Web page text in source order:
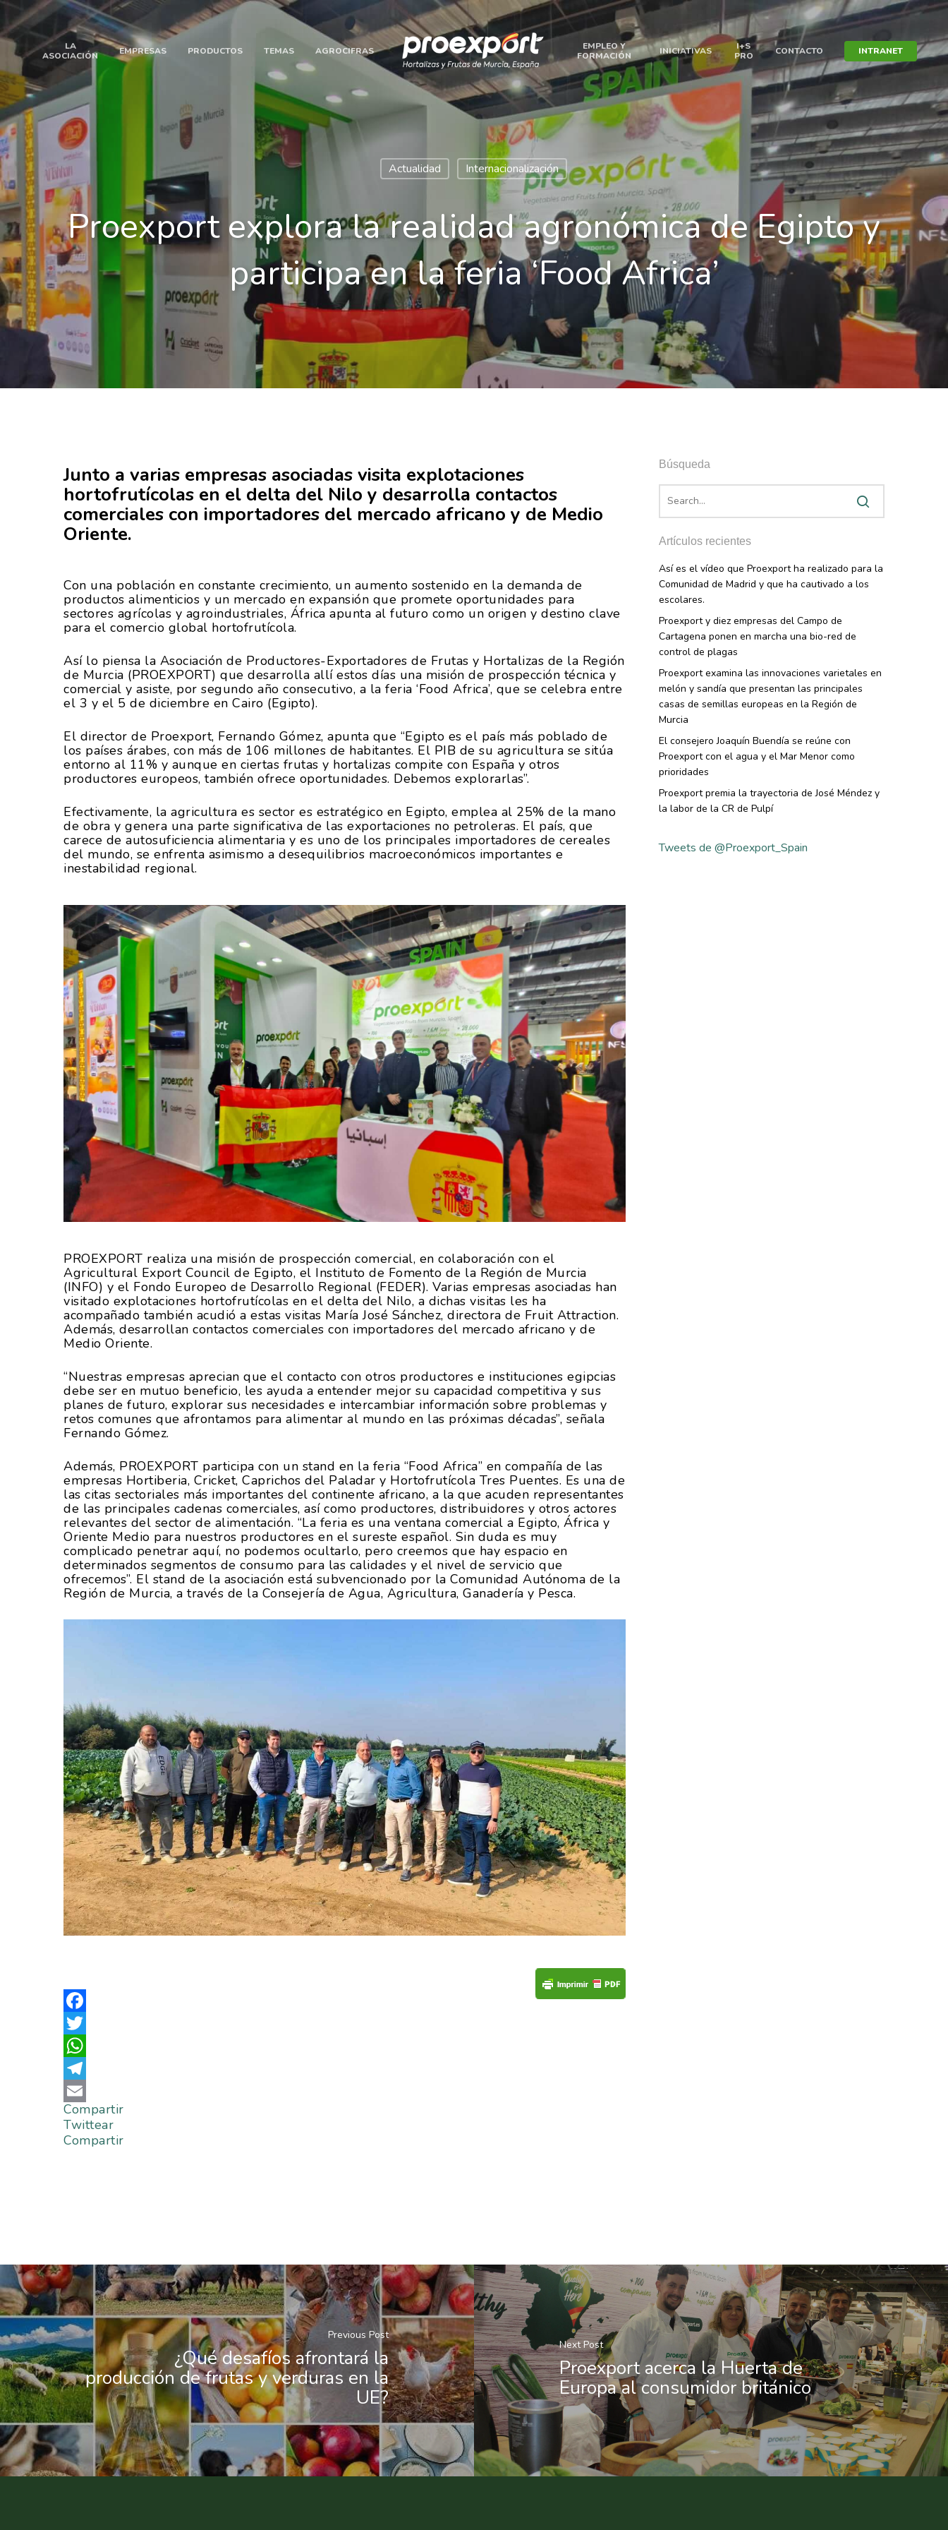
LA
ASOCIACIÓN
EMPRESAS PRODUCTOS TEMAS AGROCIFRAS
EMPLEO Y
FORMACIÓN
INICIATIVAS
I+S
PRO
CONTACTO INTRANET
Actualidad Internacionalización
Proexport explora la realidad agronómica de Egipto y
participa en la feria ‘Food Africa’
Junto a varias empresas asociadas visita explotaciones
hortofrutícolas en el delta del Nilo y desarrolla contactos
comerciales con importadores del mercado africano y de Medio
Oriente.
Con una población en constante crecimiento, un aumento sostenido en la demanda de
productos alimenticios y un mercado en expansión que promete oportunidades para
sectores agrícolas y agroindustriales, África apunta al futuro como un origen y destino clave
para el comercio global hortofrutícola.
Así lo piensa la Asociación de Productores-Exportadores de Frutas y Hortalizas de la Región
de Murcia (PROEXPORT) que desarrolla allí estos días una misión de prospección técnica y
comercial y asiste, por segundo año consecutivo, a la feria ‘Food Africa’, que se celebra entre
el 3 y el 5 de diciembre en Cairo (Egipto).
El director de Proexport, Fernando Gómez, apunta que “Egipto es el país más poblado de
los países árabes, con más de 106 millones de habitantes. El PIB de su agricultura se sitúa
entorno al 11% y aunque en ciertas frutas y hortalizas compite con España y otros
productores europeos, también ofrece oportunidades. Debemos explorarlas”.
Efectivamente, la agricultura es sector es estratégico en Egipto, emplea al 25% de la mano
de obra y genera una parte significativa de las exportaciones no petroleras. El país, que
carece de autosuficiencia alimentaria y es uno de los principales importadores de cereales
del mundo, se enfrenta asimismo a desequilibrios macroeconómicos importantes e
inestabilidad regional.
PROEXPORT realiza una misión de prospección comercial, en colaboración con el
Agricultural Export Council de Egipto, el Instituto de Fomento de la Región de Murcia
(INFO) y el Fondo Europeo de Desarrollo Regional (FEDER). Varias empresas asociadas han
visitado explotaciones hortofrutícolas en el delta del Nilo, a dichas visitas les ha
acompañado también acudió a estas visitas María José Sánchez, directora de Fruit Attraction.
Además, desarrollan contactos comerciales con importadores del mercado africano y de
Medio Oriente.
“Nuestras empresas aprecian que el contacto con otros productores e instituciones egipcias
debe ser en mutuo beneficio, les ayuda a entender mejor su capacidad competitiva y sus
planes de futuro, explorar sus necesidades e intercambiar información sobre problemas y
retos comunes que afrontamos para alimentar al mundo en las próximas décadas”, señala
Fernando Gómez.
Además, PROEXPORT participa con un stand en la feria “Food Africa” en compañía de las
empresas Hortiberia, Cricket, Caprichos del Paladar y Hortofrutícola Tres Puentes. Es una de
las citas sectoriales más importantes del continente africano, a la que acuden representantes
de las principales cadenas comerciales, así como productores, distribuidores y otros actores
relevantes del sector de alimentación. “La feria es una ventana comercial a Egipto, África y
Oriente Medio para nuestros productores en el sureste español. Sin duda es muy
complicado penetrar aquí, no podemos ocultarlo, pero creemos que hay espacio en
determinados segmentos de consumo para las calidades y el nivel de servicio que
ofrecemos”. El stand de la asociación está subvencionado por la Comunidad Autónoma de la
Región de Murcia, a través de la Consejería de Agua, Agricultura, Ganadería y Pesca.
Facebook
Twitter
WhatsApp
Telegram
Email
Compartir
Twittear
Compartir
Búsqueda
Artículos recientes
Así es el vídeo que Proexport ha realizado para la
Comunidad de Madrid y que ha cautivado a los
escolares.
Proexport y diez empresas del Campo de
Cartagena ponen en marcha una bio-red de
control de plagas
Proexport examina las innovaciones varietales en
melón y sandía que presentan las principales
casas de semillas europeas en la Región de
Murcia
El consejero Joaquín Buendía se reúne con
Proexport con el agua y el Mar Menor como
prioridades
Proexport premia la trayectoria de José Méndez y
la labor de la CR de Pulpí
Tweets de @Proexport_Spain
Previous Post
¿Qué desafíos afrontará la
producción de frutas y verduras en la
UE?
Next Post
Proexport acerca la Huerta de
Europa al consumidor británico